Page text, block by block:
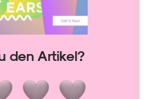
den Artikel?